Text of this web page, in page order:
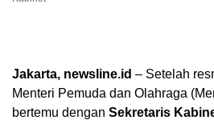
Jakarta, newsline.id – Setelah
Menteri Pemuda dan Olahraga
bertemu dengan Sekretaris